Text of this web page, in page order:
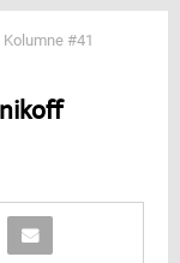
#41